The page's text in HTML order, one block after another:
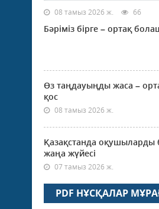
08 тамыз 2026 ж. 66
Бәріміз бірге – ортақ
Өз таңдауыңды жаса –
қос
08 тамыз 2026 ж.
Қазақстанда оқушыларды
жаңа жүйесі
07 тамыз 2026 ж.
PDF НҰСҚАЛАР